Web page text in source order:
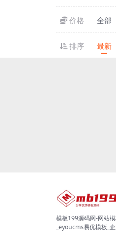
价格 全部
排序 最新
模板199源码网-网站
_eyoucms易优模板_